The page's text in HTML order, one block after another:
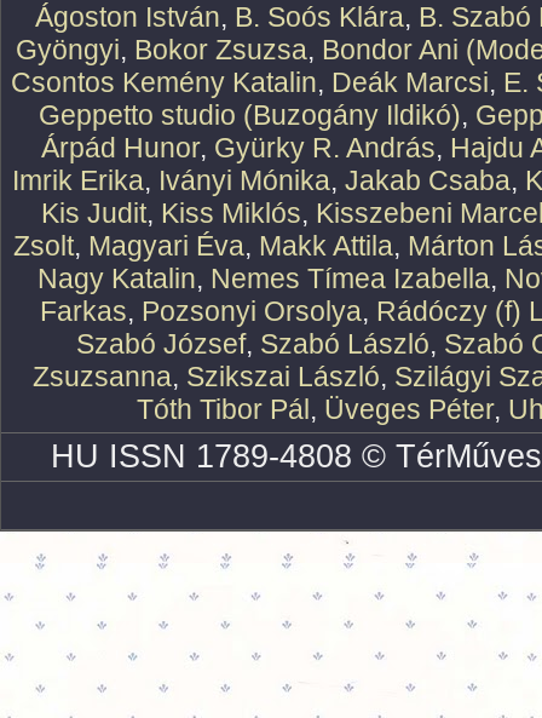
Ágoston István, B. Soós Klára, B. Szabó
Gyöngyi, Bokor Zsuzsa, Bondor Ani
Csontos Kemény Katalin, Deák Marcsi, E.
Geppetto studio (Buzogány Ildikó),
Árpád Hunor, Gyürky R. András, Hajdu
Imrik Erika, Iványi Mónika, Jakab Csaba,
Kis Judit, Kiss Miklós, Kisszebeni
Zsolt, Magyari Éva, Makk Attila, Márton
Nagy Katalin, Nemes Tímea Izabella,
Farkas, Pozsonyi Orsolya, Rádóczy (f)
Szabó József, Szabó László, Szabó
Zsuzsanna, Szikszai László, Szilágyi
Tóth Tibor Pál, Üveges Péter,
HU ISSN 1789-4808 ©